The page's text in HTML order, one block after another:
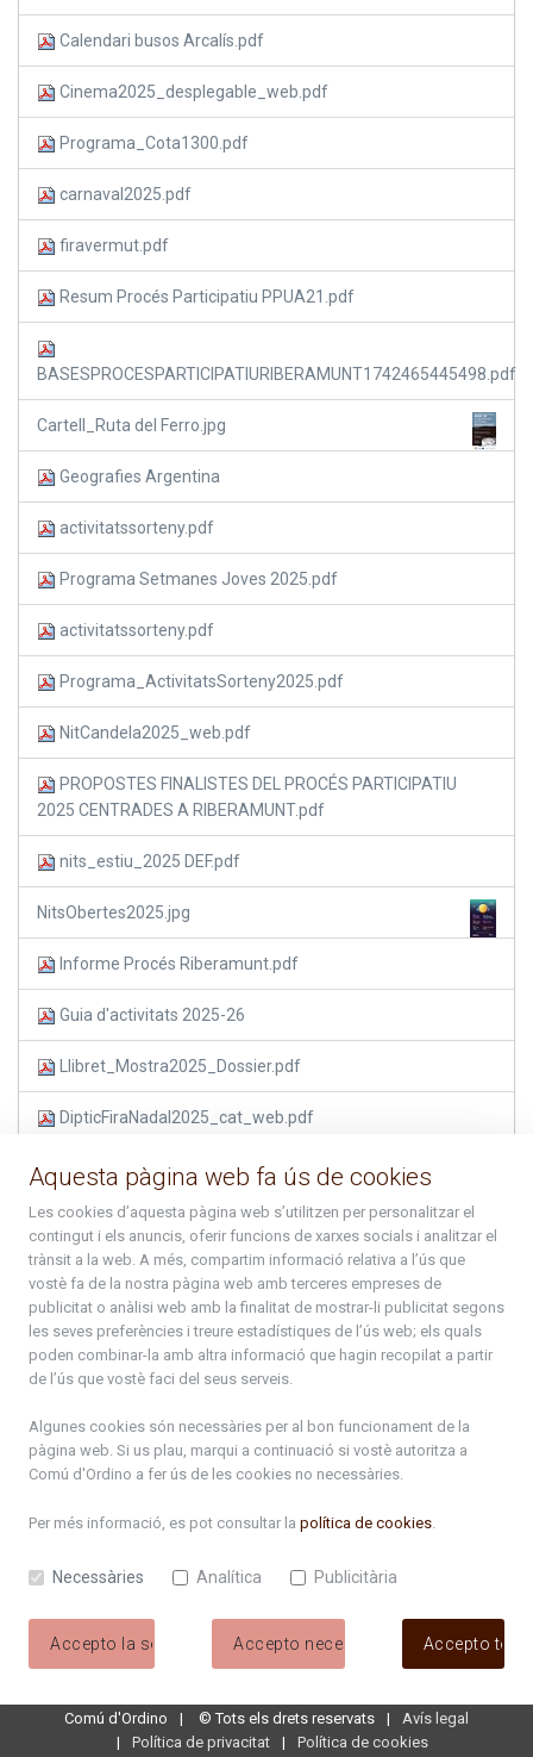
Calendari busos Arcalís.pdf
Cinema2025_desplegable_web.pdf
Programa_Cota1300.pdf
carnaval2025.pdf
firavermut.pdf
Resum Procés Participatiu PPUA21.pdf
BASESPROCESPARTICIPATIURIBERAMUNT1742465445498.pdf
Cartell_Ruta del Ferro.jpg
Geografies Argentina
activitatssorteny.pdf
Programa Setmanes Joves 2025.pdf
activitatssorteny.pdf
Programa_ActivitatsSorteny2025.pdf
NitCandela2025_web.pdf
PROPOSTES FINALISTES DEL PROCÉS PARTICIPATIU
2025 CENTRADES A RIBERAMUNT.pdf
nits_estiu_2025 DEF.pdf
NitsObertes2025.jpg
Informe Procés Riberamunt.pdf
Guia d'activitats 2025-26
Llibret_Mostra2025_Dossier.pdf
DipticFiraNadal2025_cat_web.pdf
Nadal2025-26_web.pdf
Calendari busos Arcalís.pdf
ciclecinema2026.pdf
Programa_Cota1300_2026.pdf
Carnaval 2026
Diada Bateig. Planning Comú Ordino.pdf
Programa_FiraVermut_2026_web.pdf
Setmanes joves 2026_Fullet DIGITAL.pdf
setmanes_joves_2026.pdf
Aquesta pàgina web fa ús de cookies
Les cookies d’aquesta pàgina web s’utilitzen per personalitzar el
contingut i els anuncis, oferir funcions de xarxes socials i analitzar el
trànsit a la web. A més, compartim informació relativa a l’ús que
vostè fa de la nostra pàgina web amb terceres empreses de
publicitat o anàlisi web amb la finalitat de mostrar-li publicitat segons
les seves preferències i treure estadístiques de l’ús web; els quals
poden combinar-la amb altra informació que hagin recopilat a partir
de l’ús que vostè faci del seus serveis.
Algunes cookies són necessàries per al bon funcionament de la
pàgina web. Si us plau, marqui a continuació si vostè autoritza a
Comú d'Ordino a fer ús de les cookies no necessàries.
Per més informació, es pot consultar la política de cookies.
Necessàries Analítica Publicitària
Accepto la selecció Accepto necessàries Accepto
Comú d'Ordino ©Tots els drets reservats
Avís legal
Política de privacitat
Política de cookies